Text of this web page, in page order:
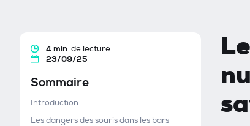
4 min de lecture
23/09/25
Sommaire
Introduction
Les dangers des souris dans les bars